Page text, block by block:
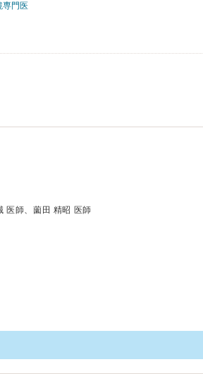
専門医
医師、薗田 精昭 医師